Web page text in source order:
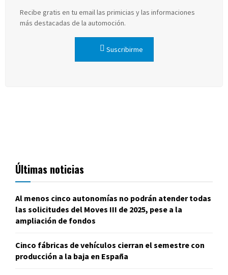
Recibe gratis en tu email las primicias y las informaciones
más destacadas de la automoción.
Suscribirme
Últimas noticias
Al menos cinco autonomías no podrán atender todas
las solicitudes del Moves III de 2025, pese a la
ampliación de fondos
Cinco fábricas de vehículos cierran el semestre con
producción a la baja en España